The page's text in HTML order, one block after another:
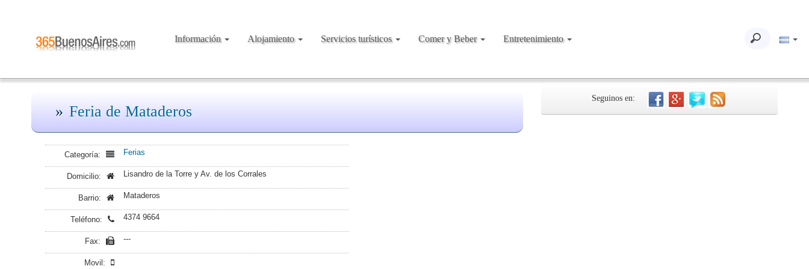
Información Alojamiento Servicios turísticos Comer y Beber Entretenimiento
Feria de Mataderos
Categoría: Ferias
Domicilio: Lisandro de la Torre y Av. de los Corrales
Barrio: Mataderos
Teléfono: 4374 9664
Fax: ---
Movil:
Seguinos en: